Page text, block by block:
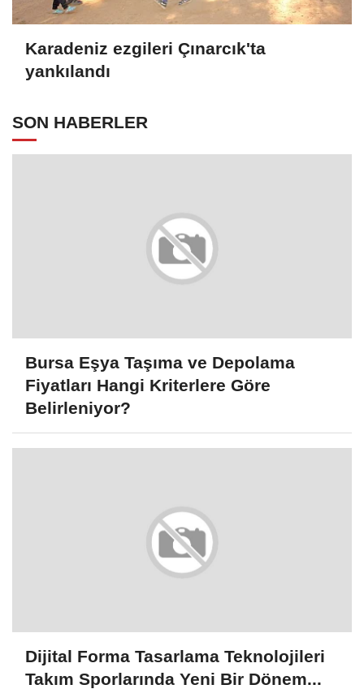
Karadeniz ezgileri Çınarcık'ta
yankılandı
SON HABERLER
Bursa Eşya Taşıma ve Depolama
Fiyatları Hangi Kriterlere Göre
Belirleniyor?
Dijital Forma Tasarlama Teknolojileri
Takım Sporlarında Yeni Bir Dönem...